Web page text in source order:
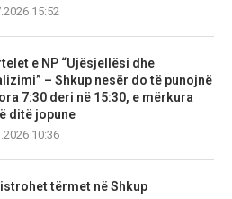
15:52
e NP “Ujësjellësi dhe
– Shkup nesër do të punojnë
7:30 deri në 15:30, e mërkura
ditë jopune
10:36
tërmet në Shkup